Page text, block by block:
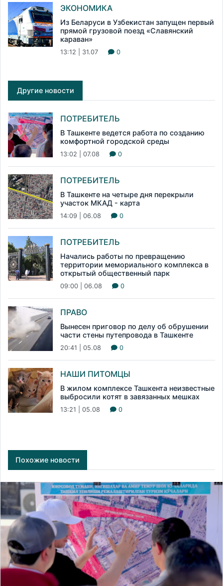
ЭКОНОМИКА
Из Беларуси в Узбекистан запущен первый
прямой грузовой поезд «Славянский
караван»
13:12 | 31.07 0
Другие новости
ПОТРЕБИТЕЛЬ
В Ташкенте ведется работа по созданию
комфортной городской среды
13:02 | 07.08 0
ПОТРЕБИТЕЛЬ
В Ташкенте на четыре дня перекрыли
участок МКАД - карта
14:09 | 06.08 0
ПОТРЕБИТЕЛЬ
Начались работы по превращению
территории мемориального комплекса в
открытый общественный парк
09:00 | 06.08 0
ПРАВО
Вынесен приговор по делу об обрушении
части стены путепровода в Ташкенте
20:41 | 05.08 0
НАШИ ПИТОМЦЫ
В жилом комплексе Ташкента неизвестные
выбросили котят в завязанных мешках
13:21 | 05.08 0
Похожие новости